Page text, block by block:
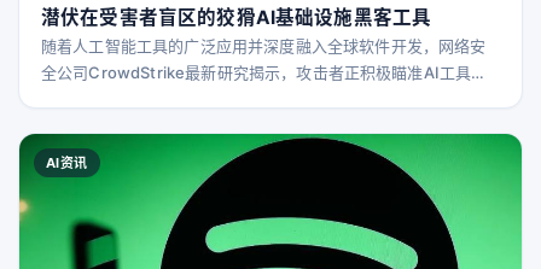
潜伏在受害者盲区的狡猾AI基础设施黑客工具
随着人工智能工具的广泛应用并深度融入全球软件开发，网络安
全公司CrowdStrike最新研究揭示，攻击者正积极瞄准AI工具
查AI软件供应链攻击时发现了一种蠕虫病毒。CrowdStrike反对
手工作高级副总裁Adam Meyers表示，公司尚未将该活动归因于
特定攻击者，但这符合攻击者如T
AI资讯